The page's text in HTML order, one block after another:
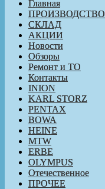
Главная
ПРОИЗВОДСТВО
СКЛАД
АКЦИИ
Новости
Обзоры
Ремонт и ТО
Контакты
INION
KARL STORZ
PENTAX
BOWA
HEINE
MTW
ERBE
OLYMPUS
Отечественное
ПРОЧЕЕ